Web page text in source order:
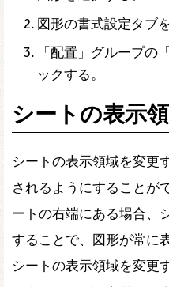
図形の書式設定タブを
「配置」グループの
ックする。
シートの表示
シートの表示領域を変更
されるようにすることが
ートの右端にある場合、
することで、図形が常に
シートの表示領域を変更